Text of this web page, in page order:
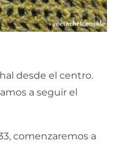
desde el centro.
a seguir el
comenzaremos a